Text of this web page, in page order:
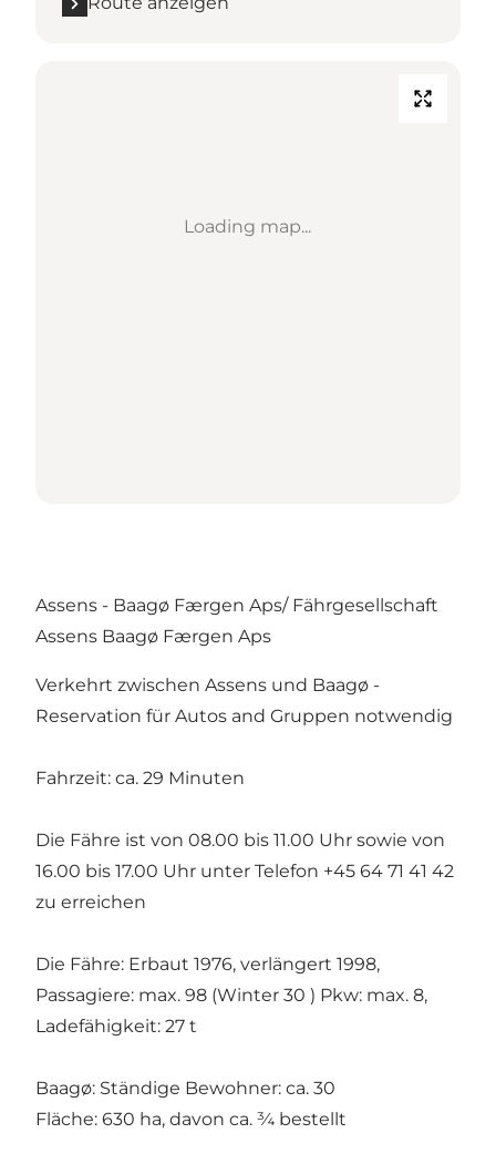
Loading map...
Assens - Baagø Færgen Aps/ Fährgesellschaft
Assens Baagø Færgen Aps
Verkehrt zwischen Assens und Baagø -
Reservation für Autos and Gruppen notwendig
Fahrzeit: ca. 29 Minuten
Die Fähre ist von 08.00 bis 11.00 Uhr sowie von
16.00 bis 17.00 Uhr unter Telefon +45 64 71 41 42
zu erreichen
Die Fähre: Erbaut 1976, verlängert 1998,
Passagiere: max. 98 (Winter 30 ) Pkw: max. 8,
Ladefähigkeit: 27 t
Baagø: Ständige Bewohner: ca. 30
Fläche: 630 ha, davon ca. ¾ bestellt